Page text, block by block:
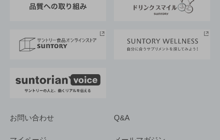
採用情報
お問い合わせ Q&A